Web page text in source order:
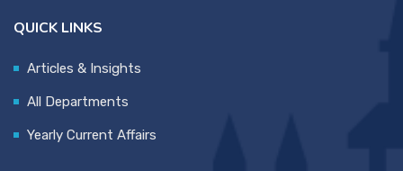
QUICK LINKS
Articles & Insights
All Departments
Yearly Current Affairs